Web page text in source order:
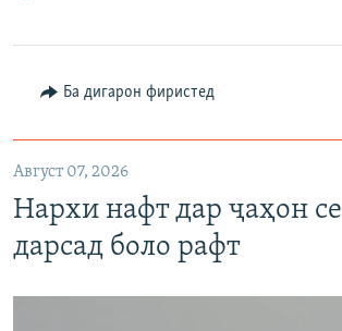
Ба дигарон фиристед
Август 07, 2026
Нархи нафт дар ҷаҳон се
дарсад боло рафт